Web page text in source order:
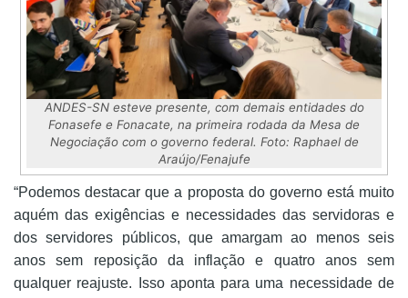
ANDES-SN esteve presente, com demais entidades do
Fonasefe e Fonacate, na primeira rodada da Mesa de
Negociação com o governo federal. Foto: Raphael de
Araújo/Fenajufe
“Podemos destacar que a proposta do governo está muito
aquém das exigências e necessidades das servidoras e
dos servidores públicos, que amargam ao menos seis
anos sem reposição da inflação e quatro anos sem
qualquer reajuste. Isso aponta para uma necessidade de